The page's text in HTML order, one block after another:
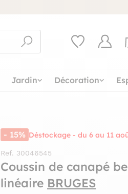
Jardin Décoration
- 15% Déstockage - du 6 au 11
Ref. 30046545
Coussin de canapé
linéaire BRUGES